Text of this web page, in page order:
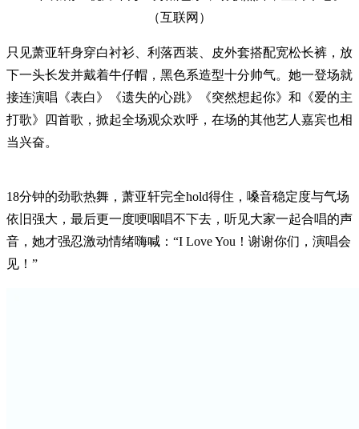
（互联网）
只见萧亚轩身穿白衬衫、利落西装、皮外套搭配宽松长裤，放
下一头长发并戴着牛仔帽，黑色系造型十分帅气。她一登场就
接连演唱《表白》《遗失的心跳》《突然想起你》和《爱的主
打歌》四首歌，掀起全场观众欢呼，在场的其他艺人嘉宾也相
当兴奋。
18分钟的劲歌热舞，萧亚轩完全hold得住，嗓音稳定度与气场
依旧强大，最后更一度哽咽唱不下去，听见大家一起合唱的声
音，她才强忍激动情绪嗨喊：“I Love You！谢谢你们，演唱会
见！”